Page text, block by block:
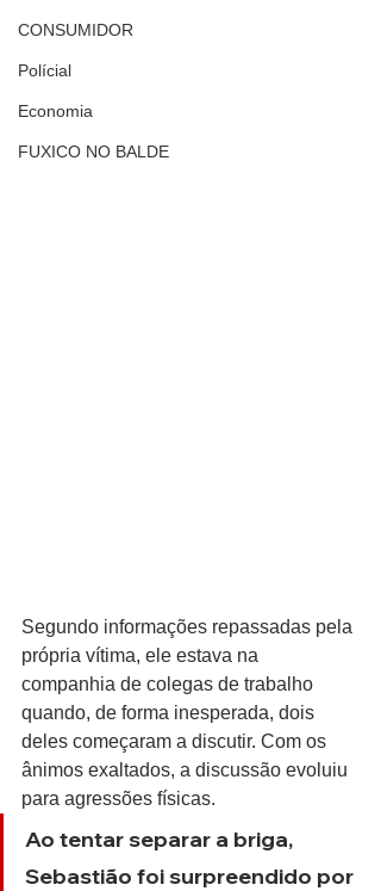
CONSUMIDOR
Polícial
Economia
FUXICO NO BALDE
Segundo informações repassadas pela
própria vítima, ele estava na
companhia de colegas de trabalho
quando, de forma inesperada, dois
deles começaram a discutir. Com os
ânimos exaltados, a discussão evoluiu
para agressões físicas.
Ao tentar separar a briga,
Sebastião foi surpreendido por